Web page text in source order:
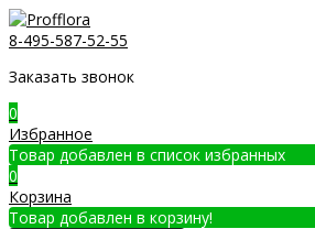
8-495-587-52-55
Заказать звонок
0
Избранное
Товар добавлен в список избранных
0
Корзина
Товар добавлен в корзину!